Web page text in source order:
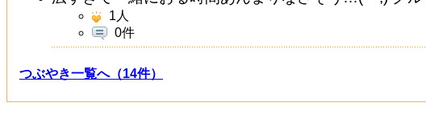
1 人
0件
つぶやき一覧へ（14件）